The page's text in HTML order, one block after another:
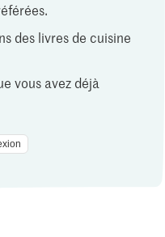
des livres de cuisine
vous avez déjà